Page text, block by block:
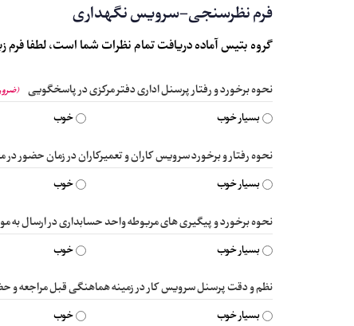
فرم نظرسنجی-سرویس نگهداری
گروه بتیس آماده دریافت تمام نظرات شما است، لطفا فرم
نحوه برخورد و رفتار پرسنل اداری دفتر مرکزی در پاسخگویی
بسیار خوب خوب
نحوه رفتار و برخورد سرویس کاران و تعمیرکاران در زمان حضور
بسیار خوب خوب
نحوه برخورد و پیگیری های مربوطه واحد حسابداری در ارسال
بسیار خوب خوب
نظم و دقت پرسنل سرویس کار در زمینه هماهنگی قبل مراجعه و
بسیار خوب خوب